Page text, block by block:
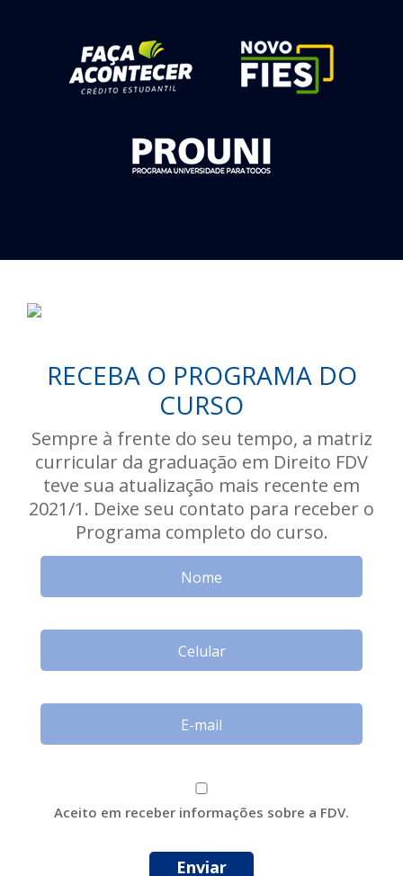
RECEBA O PROGRAMA DO
CURSO
Sempre à frente do seu tempo, a matriz
curricular da graduação em Direito FDV
teve sua atualização mais recente em
2021/1. Deixe seu contato para receber o
Programa completo do curso.
Aceito em receber informações sobre a FDV.